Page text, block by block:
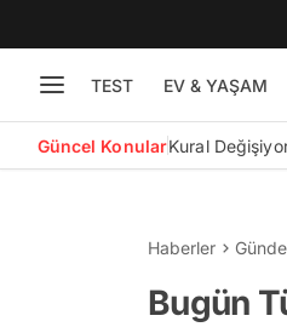
TEST EV & YAŞAM
Güncel KonularKural
Haberler
Bugün